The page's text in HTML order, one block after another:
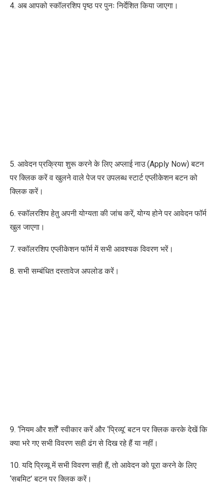
4. अब आपको स्कॉलरशिप पृष्ठ पर पुनः निर्देशित किया जाएगा।
5. आवेदन प्रक्रिया शुरू करने के लिए अप्लाई नाउ (Apply Now) बटन
पर क्लिक करें व खुलने वाले पेज पर उपलब्ध स्टार्ट एप्लीकेशन बटन को
क्लिक करें।
6. स्कॉलरशिप हेतु अपनी योग्यता की जांच करें, योग्य होने पर आवेदन फॉर्म
खुल जाएगा।
7. स्कॉलरशिप एप्लीकेशन फॉर्म में सभी आवश्यक विवरण भरें।
8. सभी सम्बंधित दस्तावेज अपलोड करें।
9. ‘नियम और शर्तें’ स्वीकार करें और ‘प्रिव्यू’ बटन पर क्लिक करके देखें कि
क्या भरे गए सभी विवरण सही ढंग से दिख रहे हैं या नहीं।
10. यदि प्रिव्यू में सभी विवरण सही हैं, तो आवेदन को पूरा करने के लिए
‘सबमिट’ बटन पर क्लिक करें।